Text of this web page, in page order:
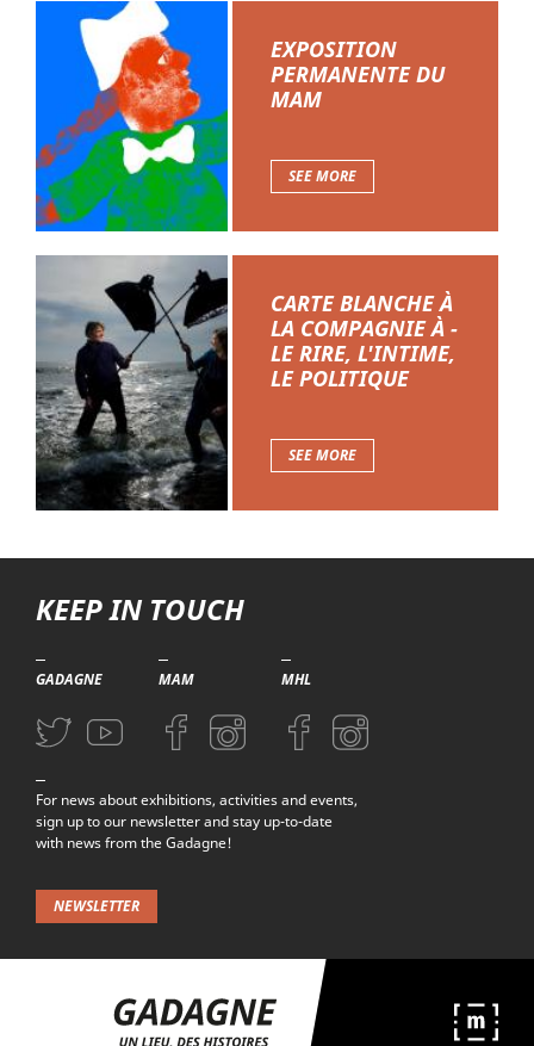
EXPOSITION
PERMANENTE DU
MAM
SEE MORE
CARTE BLANCHE À
LA COMPAGNIE À -
LE RIRE, L'INTIME,
LE POLITIQUE
SEE MORE
KEEP IN TOUCH
GADAGNE
Aller sur la page Twitter (nouvelle fenetre)
Aller sur la page Youtube (nouvelle fenetre)
MAM
Aller sur la page Facebook (nouvelle fenetre)
Aller sur la page Instagram (nouvelle fenetre)
MHL
Aller sur la page Facebook (nouvelle
Aller sur la page Instagram
For news about exhibitions, activities and events,
sign up to our newsletter and stay up-to-date
with news from the Gadagne!
NEWSLETTER